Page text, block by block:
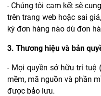
- Chúng tôi cam kết sẽ
trên trang web hoặc sai
kỳ đơn hàng nào dù đơn
3. Thương hiệu và bản
- Mọi quyền sở hữu trí tuệ
mềm, mã nguồn và phần
được bảo lưu.